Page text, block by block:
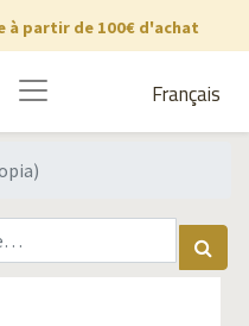
à partir de 100€ d'achat
Français